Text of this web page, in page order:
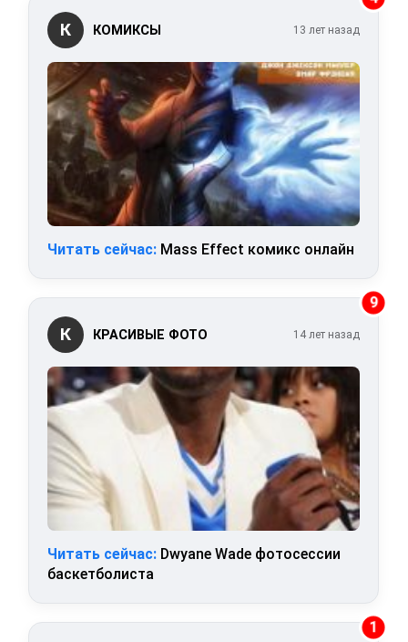
К КОМИКСЫ 13 лет назад
Читать сейчас: Mass Effect комикс онлайн
9
К КРАСИВЫЕ ФОТО 14 лет назад
Читать сейчас: Dwyane Wade фотосессии
баскетболиста
1